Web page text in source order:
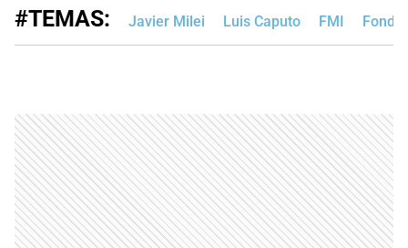
#TEMAS: Javier Milei Luis Caputo FMI